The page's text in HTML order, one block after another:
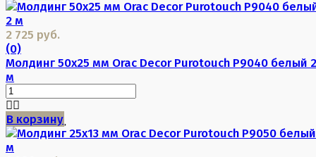
2 725 руб.
(0)
Молдинг 50х25 мм Orac Decor Purotouch P9040 белый 2
м
В корзину